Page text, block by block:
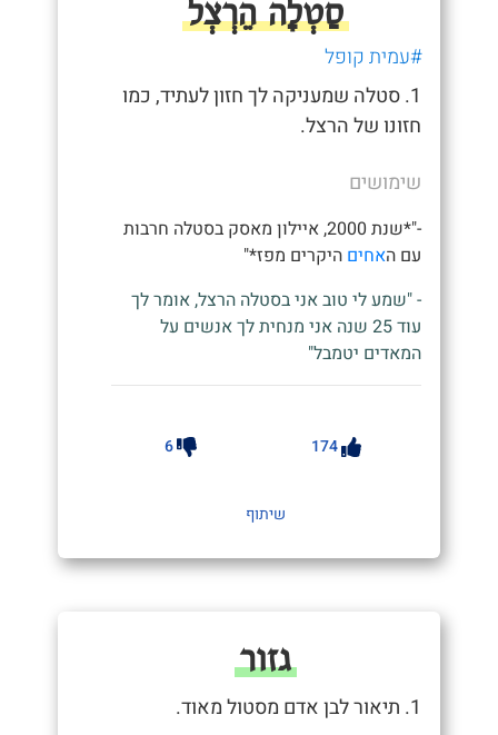
סַטְלָה הֵרְצְל
#עמית קופל
1. סטלה שמעניקה לך חזון לעתיד, כמו
חזונו של הרצל.
שימושים
-"*שנת 2000, איילון מאסק בסטלה חרבות
עם האחים היקרים מפז*"
- "שמע לי טוב אני בסטלה הרצל, אומר לך
עוד 25 שנה אני מנחית לך אנשים על
המאדים יטמבל"
174
6
שיתוף
גזור
1. תיאור לבן אדם מסטול מאוד.